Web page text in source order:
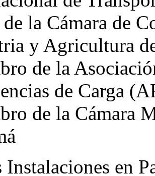
la Cámara de
y Agricultura
de la
de Carga
de la Cámara
Instalaciones en